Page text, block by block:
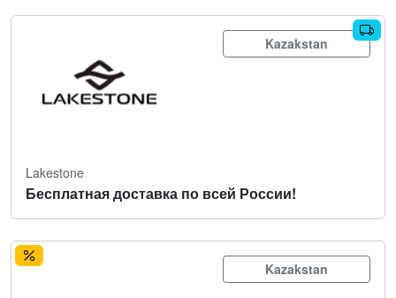
Kazakstan
Lakestone
Бесплатная доставка по всей России!
Kazakstan